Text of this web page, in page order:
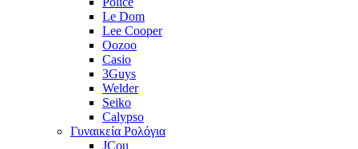
Le Dom
Lee Cooper
Oozoo
Casio
3Guys
Welder
Seiko
Calypso
Γυναικεία Ρολόγια
JCou